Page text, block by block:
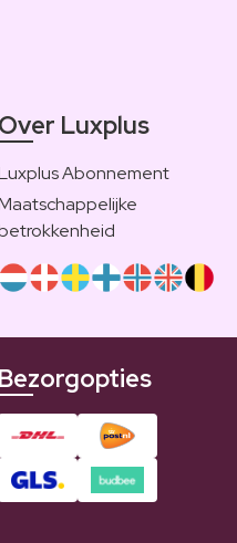
Over Luxplus
Abonnement
Bezorgopties